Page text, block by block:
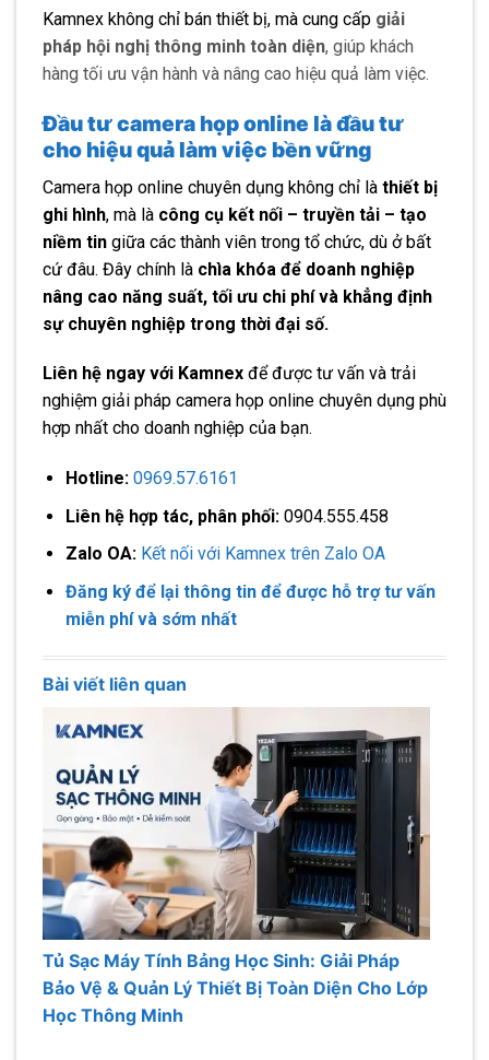
Kamnex không chỉ bán thiết bị, mà cung cấp giải
pháp hội nghị thông minh toàn diện, giúp khách
hàng tối ưu vận hành và nâng cao hiệu quả làm việc.
Đầu tư camera họp online là đầu tư
cho hiệu quả làm việc bền vững
Camera họp online chuyên dụng không chỉ là thiết bị
ghi hình, mà là công cụ kết nối – truyền tải – tạo
niềm tin giữa các thành viên trong tổ chức, dù ở bất
cứ đâu. Đây chính là chìa khóa để doanh nghiệp
nâng cao năng suất, tối ưu chi phí và khẳng định
sự chuyên nghiệp trong thời đại số.
Liên hệ ngay với Kamnex để được tư vấn và trải
nghiệm giải pháp camera họp online chuyên dụng phù
hợp nhất cho doanh nghiệp của bạn.
Hotline: 0969.57.6161
Liên hệ hợp tác, phân phối: 0904.555.458
Zalo OA: Kết nối với Kamnex trên Zalo OA
Đăng ký để lại thông tin để được hỗ trợ tư vấn
miễn phí và sớm nhất
Bài viết liên quan
Tủ Sạc Máy Tính Bảng Học Sinh: Giải Pháp
Bảo Vệ & Quản Lý Thiết Bị Toàn Diện Cho Lớp
Học Thông Minh